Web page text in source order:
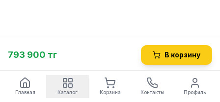
793 900 тг В корзину
Главная Каталог Корзина Контакты Профиль